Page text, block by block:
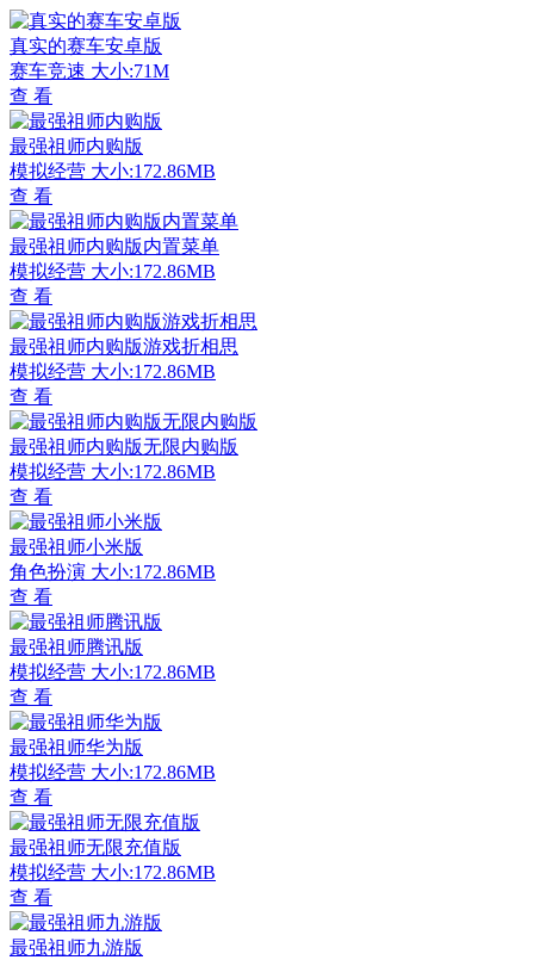
真实的赛车安卓版
赛车竞速 大小:71M
查 看
最强祖师内购版
模拟经营 大小:172.86MB
查 看
最强祖师内购版内置菜单
模拟经营 大小:172.86MB
查 看
最强祖师内购版游戏折相思
模拟经营 大小:172.86MB
查 看
最强祖师内购版无限内购版
模拟经营 大小:172.86MB
查 看
最强祖师小米版
角色扮演 大小:172.86MB
查 看
最强祖师腾讯版
模拟经营 大小:172.86MB
查 看
最强祖师华为版
模拟经营 大小:172.86MB
查 看
最强祖师无限充值版
模拟经营 大小:172.86MB
查 看
最强祖师九游版